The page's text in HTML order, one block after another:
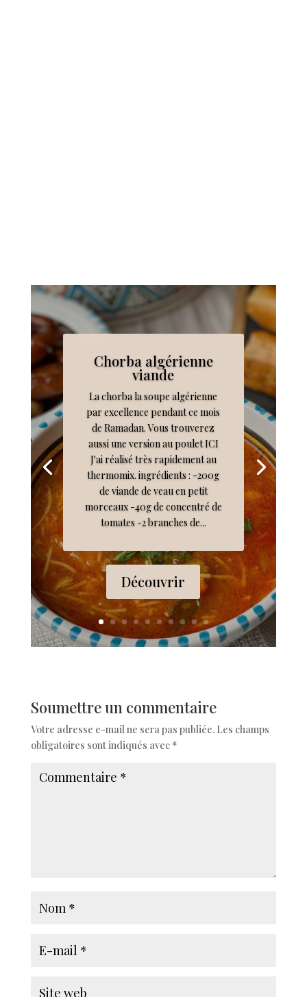
Chorba algérienne
viande
La chorba la soupe algérienne
par excellence pendant ce mois
de Ramadan. Vous trouverez
aussi une version au poulet ICI
J'ai réalisé très rapidement au
thermomix. ingrédients : -200g
de viande de veau en petit
morceaux -40g de concentré de
tomates -2 branches de...
Découvrir
Soumettre un commentaire
Votre adresse e-mail ne sera pas publiée. Les champs
obligatoires sont indiqués avec *